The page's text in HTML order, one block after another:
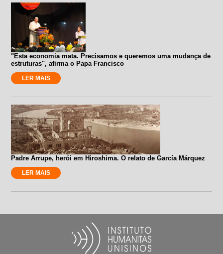
"Esta economia mata. Precisamos e queremos uma mudança de
estruturas", afirma o Papa Francisco
LER MAIS
Padre Arrupe, herói em Hiroshima. O relato de García Márquez
LER MAIS